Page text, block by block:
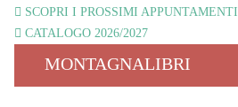
SCOPRI I PROSSIMI APPUNTAMENTI
CATALOGO 2026/2027
MONTAGNALIBRI